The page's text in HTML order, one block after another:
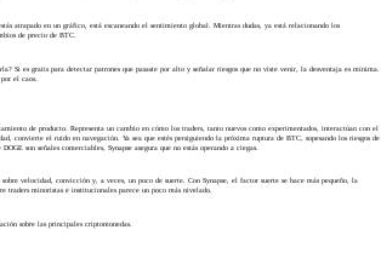
atrapado en un gráfico, está escaneando el sentimiento global. Mientras dudas, ya está relacionando los
de precio de BTC.
Si es gratis para detectar patrones que pasaste por alto y señalar riesgos que no viste venir, la desventaja es mínima.
el caos.
de producto. Representa un cambio en cómo los traders, tanto nuevos como experimentados, interactúan con el
convierte el ruido en navegación. Ya sea que estés persiguiendo la próxima ruptura de BTC, sopesando los riesgos de
son señales comerciables, Synapse asegura que no estás operando a ciegas.
velocidad, convicción y, a veces, un poco de suerte. Con Synapse, el factor suerte se hace más pequeño, la
traders minoristas e institucionales parece un poco más nivelado.
sobre las principales criptomonedas.